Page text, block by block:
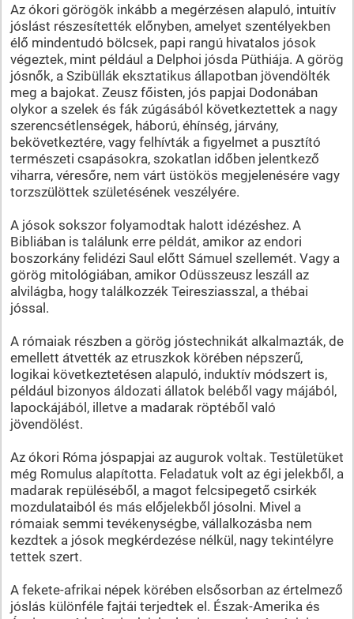
Az ókori görögök inkább a megérzésen alapuló, intuitív
jóslást részesítették előnyben, amelyet szentélyekben
élő mindentudó bölcsek, papi rangú hivatalos jósok
végeztek, mint például a Delphoi jósda Püthiája. A görög
jósnők, a Szibüllák eksztatikus állapotban jövendölték
meg a bajokat. Zeusz főisten, jós papjai Dodonában
olykor a szelek és fák zúgásából következtettek a nagy
szerencsétlenségek, háború, éhínség, járvány,
bekövetkeztére, vagy felhívták a figyelmet a pusztító
természeti csapásokra, szokatlan időben jelentkező
viharra, véresőre, nem várt üstökös megjelenésére vagy
torzszülöttek születésének veszélyére.
A jósok sokszor folyamodtak halott idézéshez. A
Bibliában is találunk erre példát, amikor az endori
boszorkány felidézi Saul előtt Sámuel szellemét. Vagy a
görög mitológiában, amikor Odüsszeusz leszáll az
alvilágba, hogy találkozzék Teiresziasszal, a thébai
jóssal.
A rómaiak részben a görög jóstechnikát alkalmazták, de
emellett átvették az etruszkok körében népszerű,
logikai következtetésen alapuló, induktív módszert is,
például bizonyos áldozati állatok beléből vagy májából,
lapockájából, illetve a madarak röptéből való
jövendölést.
Az ókori Róma jóspapjai az augurok voltak. Testületüket
még Romulus alapította. Feladatuk volt az égi jelekből, a
madarak repüléséből, a magot felcsipegető csirkék
mozdulataiból és más előjelekből jósolni. Mivel a
rómaiak semmi tevékenységbe, vállalkozásba nem
kezdtek a jósok megkérdezése nélkül, nagy tekintélyre
tettek szert.
A fekete-afrikai népek körében elsősorban az értelmező
jóslás különféle fajtái terjedtek el. Észak-Amerika és